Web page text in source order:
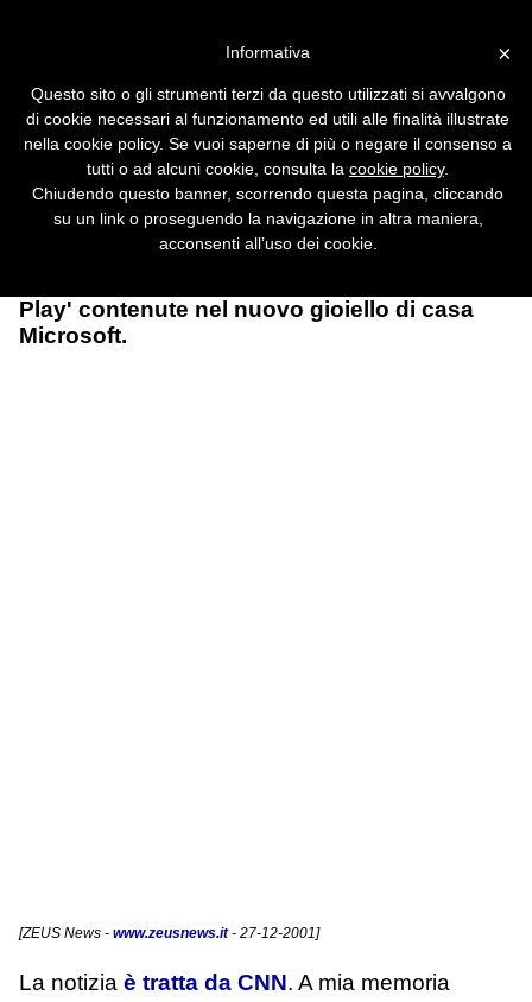
torchia Microsoft
In una mossa senza precedenti, il 23
dicembre l'FBI ha dichiarato che le
contromisure suggerite da Microsoft per
turare le falle di Windows XP non sono
sufficienti e ha avvisato gli utenti di XP di
Play' contenute nel nuovo gioiello di casa
Microsoft.
[ZEUS News - www.zeusnews.it- 27-12-2001]
La notizia è tratta da CNN. A mia memoria
×
Informativa
Questo sito o gli strumenti terzi da questo utilizzati si avvalgono
di cookie necessari al funzionamento ed utili alle finalità illustrate
nella cookie policy. Se vuoi saperne di più o negare il consenso a
tutti o ad alcuni cookie, consulta la cookie policy.
Chiudendo questo banner, scorrendo questa pagina, cliccando
su un link o proseguendo la navigazione in altra maniera,
acconsenti all’uso dei cookie.